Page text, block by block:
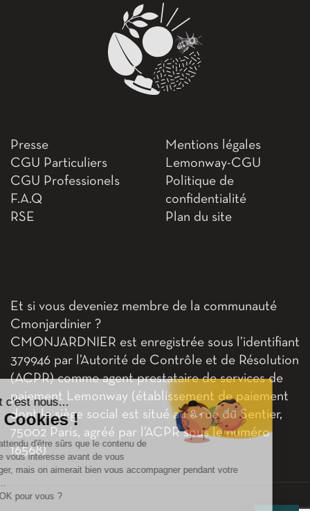
Salut c'est nous...
les Cookies !
On a attendu d'être sûrs que le contenu de
ce site vous intéresse avant de vous
déranger, mais on aimerait bien vous accompagner pendant votre
C'est OK pour vous ?
Presse
CGU Particuliers
CGU Professionels
F.A.Q
RSE
Mentions légales
Lemonway-CGU
Politique de
confidentialité
Plan du site
Et si vous deveniez membre de la communauté
Cmonjardinier ?
CMONJARDNIER est enregistrée sous l’identifiant
379946 par l’Autorité de Contrôle et de Résolution
(ACPR) comme agent prestataire de services de
paiement Lemonway (établissement de paiement
dont le siège social est situé au 8 rue du Sentier,
75002 Paris, agréé par l’ACPR sous le numéro
16568)